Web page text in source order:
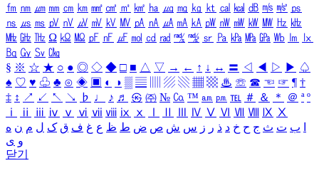
㎙ ㎚ ㎛ ㎜ ㎝ ㎞ ㎟ ㎠ ㎡ ㎢ ㏊ ㎍ ㎎ ㎏ ㏏ ㎈ ㎉ ㏈ ㎧ ㎨ ㎰
㎱ ㎲ ㎳ ㎴ ㎵ ㎶ ㎷ ㎸ ㎹ ㎀ ㎁ ㎂ ㎃ ㎄ ㎺ ㎻ ㎽ ㎾ ㎿ ㎐ ㎑
㎒ ㎓ ㎔ Ω ㏀ ㏁ ㎊ ㎋ ㎌ ㏖ ㏅ ㎭ ㎮ ㎯ ㏛ ㎩ ㎪ ㎫ ㎬ ㏝ ㏐
㏓
㏃ ㏉ ㏜ ㏆
§ ※ ☆ ★ ○ ● ◎ ◇ ◆ □ ■ △ ▽ → ← ↑ ↓ ↔ 〓 ◁ ◀ ▷ ▶ ♤
♠ ♡ ♥ ♧ ♣ ⊙ ◈ ▣ ◐ ◑ ▒ ▤ ▨ ▧ ▦ ▩ ♨ ☏ ☎ ☜ ☞ ¶ †
‡ ↕ ↗ ↙ ↖ ↘ ♭ ♩ ♪ ♬ ㉿ ㈜ № ㏇ ™ ㏂ ㏘ ℡ ＃ ＆ ＊ ＠ ª º
ⅰ
ⅱ ⅲ ⅳ ⅴ ⅵ ⅶ ⅷ ⅸ ⅹ Ⅳ Ⅴ Ⅵ Ⅶ Ⅷ Ⅸ Ⅹ
ب ت ث ج ح خ د ذ ر ز س ش ص ض ط ظ ع غ ف ق ک ل م ن ه
و ی
닫기